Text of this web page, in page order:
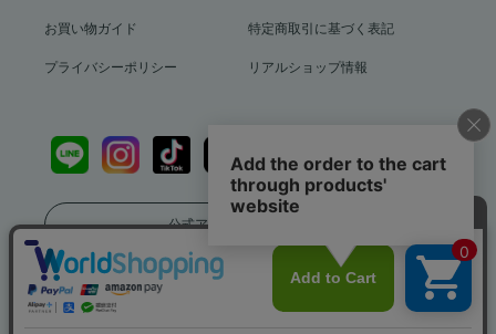
お買い物ガイド 特定商取引に基づく表記
プライバシーポリシー リアルショップ情報
公式アプリをダウンロード
送料799円（沖縄、離島を除く）12,000円以上で送料無料